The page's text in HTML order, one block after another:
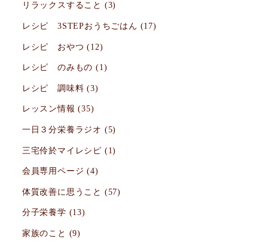
リラックスすること (3)
レシピ 3STEPおうちごはん (17)
レシピ おやつ (12)
レシピ のみもの (1)
レシピ 調味料 (3)
レッスン情報 (35)
一日３分栄養ラジオ (5)
三宅伶於マイレシピ (1)
会員専用ページ (4)
体質改善に思うこと (57)
分子栄養学 (13)
家族のこと (9)